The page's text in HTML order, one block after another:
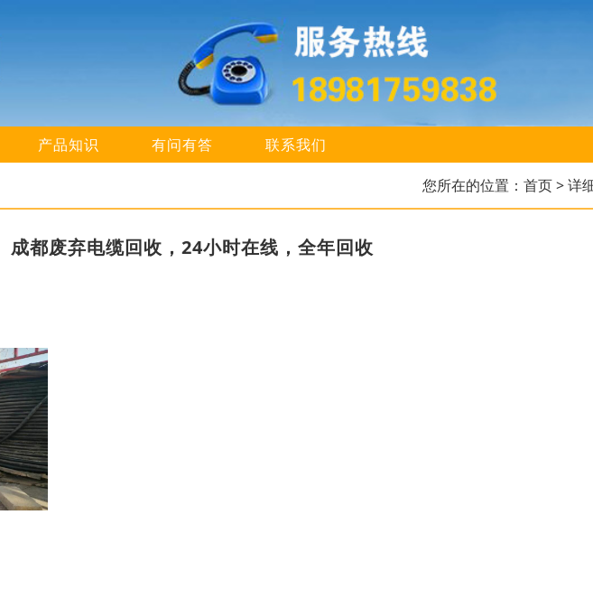
产品知识 有问有答 联系我们
您所在的位置： 首页> 详
成都废弃电缆回收，24小时在线，全年回收